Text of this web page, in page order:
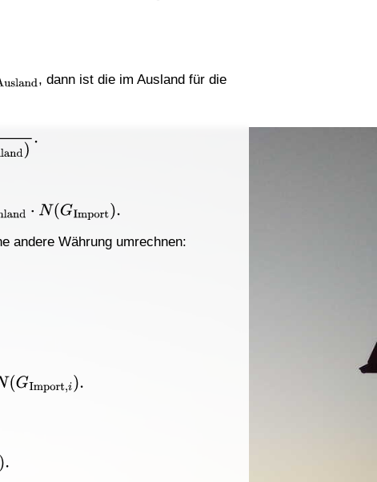
Ausland, dann ist die im Ausland für die
,mInland
⋅ N( GImport).
andere Währung umrechnen:
(GImport,i).
).